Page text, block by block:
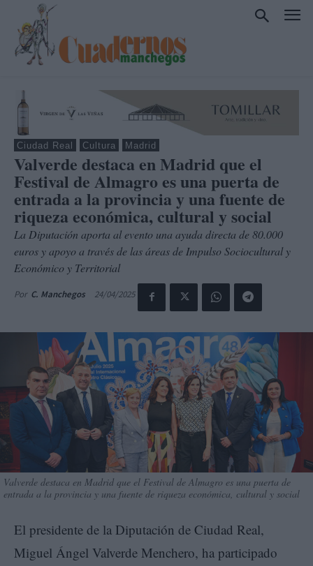
Ciudad Real Cultura Madrid
Valverde destaca en Madrid que el
Festival de Almagro es una puerta de
entrada a la provincia y una fuente de
riqueza económica, cultural y social
La Diputación aporta al evento una ayuda directa de 80.000
euros y apoyo a través de las áreas de Impulso Sociocultural y
Económico y Territorial
Por C. Manchegos 24/04/2025
Valverde destaca en Madrid que el Festival de Almagro es una puerta de
entrada a la provincia y una fuente de riqueza económica, cultural y social
El presidente de la Diputación de Ciudad Real,
Miguel Ángel Valverde Menchero, ha participado